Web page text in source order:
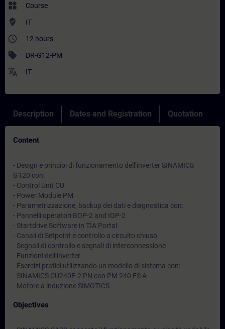
widgets Course
where_to_vote IT
access_time 12 hours
sell DR-G12-PM
translate IT
Description Dates and Registration Quotation
Content
- Design e principi di funzionamento dell’inverter SINAMICS
G120 con:
- Control Unit CU
- Power Module PM
- Parametrizzazione, backup dei dati e diagnostica con:
- Pannelli operatori BOP-2 and IOP-2
- Startdrive Software in TIA Portal
- Canali di Setpoint e controllo a circuito chiuso
- Segnali di controllo e segnali di interconnessione
- Funzioni dell’inverter
- Esercizi pratici utilizzando un modello di sistema con:
- SINAMICS CU240E-2 PN con PM 240 FS A
- Motore a induzione SIMOTICS
Objectives